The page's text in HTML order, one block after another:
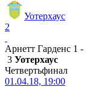
Уотерхаус
2
Арнетт Гарденс 1 -
3 Уотерхаус
Четвертьфинал
01.04.18, 19:00